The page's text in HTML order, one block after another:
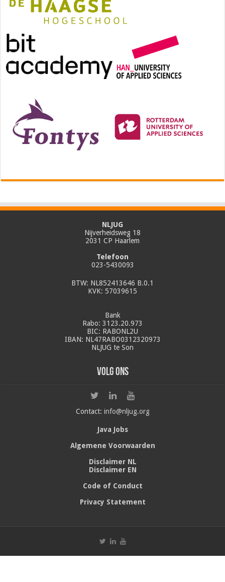
NLJUG
Nijverheidsweg 18
2031 CP Haarlem
Telefoon
023-5430093
BTW: NL852413646 B.0.1
KVK: 57039615
Bank
Rabo: 3123.20.973
BIC: RABONL2U
IBAN: NL47RABO0312320973
NLJUG te Son
Volg ons
Contact: info@nljug.org
Java Jobs
Algemene Voorwaarden
Disclaimer NL
Disclaimer EN
Code of Conduct
Privacy Statement